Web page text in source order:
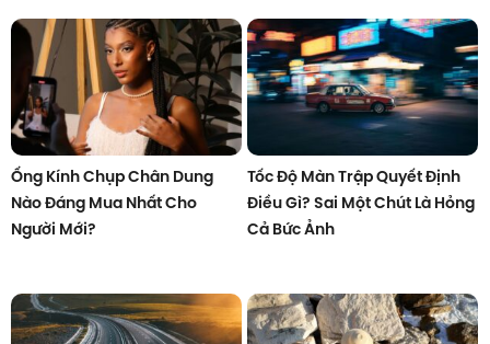
Ống Kính Chụp Chân Dung
Nào Đáng Mua Nhất Cho
Người Mới?
Tốc Độ Màn Trập Quyết Định
Điều Gì? Sai Một Chút Là Hỏng
Cả Bức Ảnh